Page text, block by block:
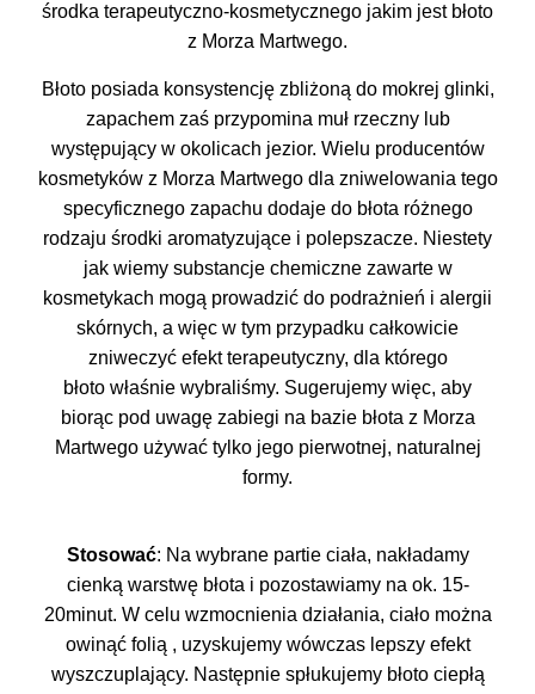
środka terapeutyczno-kosmetycznego jakim jest błoto
z Morza Martwego.
Błoto posiada konsystencję zbliżoną do mokrej glinki,
zapachem zaś przypomina muł rzeczny lub
występujący w okolicach jezior. Wielu producentów
kosmetyków z Morza Martwego dla zniwelowania tego
specyficznego zapachu dodaje do błota różnego
rodzaju środki aromatyzujące i polepszacze. Niestety
jak wiemy substancje chemiczne zawarte w
kosmetykach mogą prowadzić do podrażnień i alergii
skórnych, a więc w tym przypadku całkowicie
zniweczyć efekt terapeutyczny, dla którego
błoto właśnie wybraliśmy. Sugerujemy więc, aby
biorąc pod uwagę zabiegi na bazie błota z Morza
Martwego używać tylko jego pierwotnej, naturalnej
formy.
Stosować: Na wybrane partie ciała, nakładamy
cienką warstwę błota i pozostawiamy na ok. 15-
20minut. W celu wzmocnienia działania, ciało można
owinąć folią , uzyskujemy wówczas lepszy efekt
wyszczuplający. Następnie spłukujemy błoto ciepłą